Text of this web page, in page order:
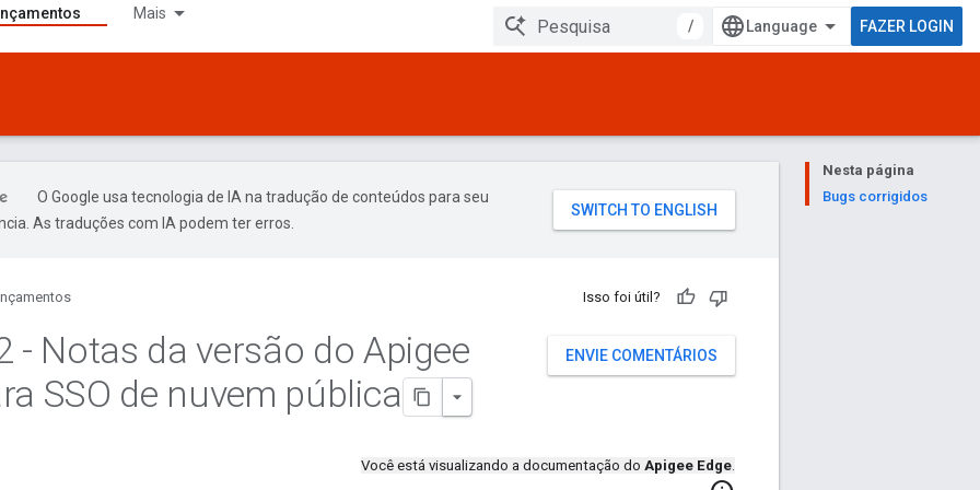
Mais
/ FAZER LOGIN
Nesta página
Bugs corrigidos
O Google usa tecnologia de IA na tradução de conteúdos para seu
As traduções com IA podem ter erros.
Isso foi útil?
ENVIE COMENTÁRIOS
- Notas da versão do Apigee
SSO de nuvem pública
Você está visualizando a documentação do Apigee Edge.